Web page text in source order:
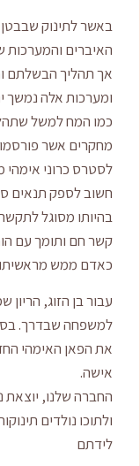
באשר לתינוק
האיברים והמערכות
אך תהליך הבשלתם
ומערכות אלה נמשך
כמו המח למשל
מחקרים אשר
לסטרס כרוני אימהי
חשוב לספק תנאים
בהיותו מסוגל
קשר חם ותומך עם
כאדם ממש
עבור בן הזוג, הריון
למשפחה שבדרך.
את הפאן האימהי
אישה.
החברה שלנו,
ולתוכו נולדים
לידתם